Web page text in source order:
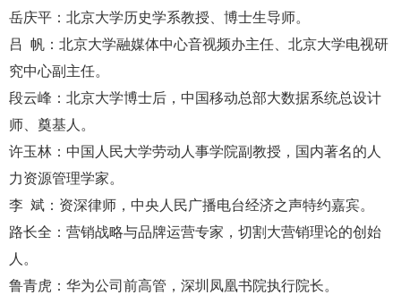
岳庆平：北京大学历史学系教授、博士生导师。
吕 帆：北京大学融媒体中心音视频办主任、北京大学电视研
究中心副主任。
段云峰：北京大学博士后，中国移动总部大数据系统总设计
师、奠基人。
许玉林：中国人民大学劳动人事学院副教授，国内著名的人
力资源管理学家。
李 斌：资深律师，中央人民广播电台经济之声特约嘉宾。
路长全：营销战略与品牌运营专家，切割大营销理论的创始
人。
鲁青虎：华为公司前高管，深圳凤凰书院执行院长。